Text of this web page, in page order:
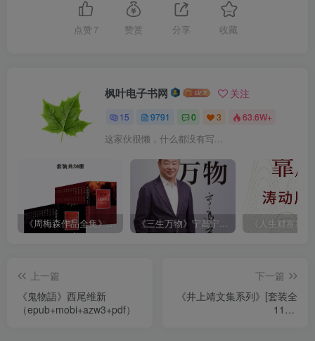
点赞 7 赞赏 分享 收藏
枫叶电子书网 关注
15 9791 0 3 63.6W+
这家伙很懒，什么都没有写...
《周梅森作品全集》[共30册] 《三生万物》宁高宁（epub+mobi+azw3+pdf）
上一篇
《鬼物語》西尾维新
（epub+mobi+azw3+pdf）
下一篇
《井上靖文集系列》[套装全
11册]